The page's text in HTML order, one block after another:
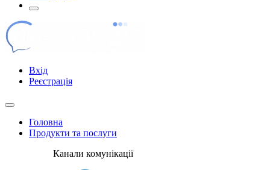
Вхід
Реєстрація
Головна
Продукти та послуги
Канали комунікації